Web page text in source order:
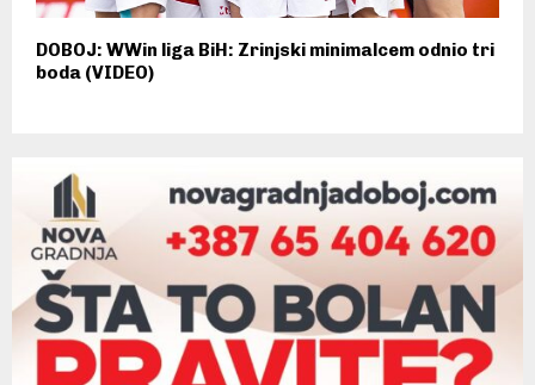
DOBOJ: WWin liga BiH: Zrinjski minimalcem odnio tri
boda (VIDEO)